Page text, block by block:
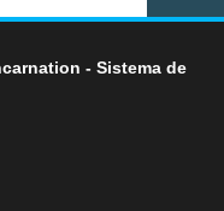
- Sistema de